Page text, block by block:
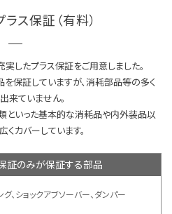
ス保証（有料）
したプラス保証をご用意しました。
保証していますが、消耗部品等の多く
来ていません。
といった基本的な消耗品や内外装品以
カバーしています。
証のみが保証する部品
グ、ショックアブソーバー、ダンパー